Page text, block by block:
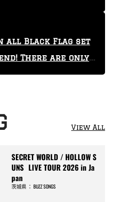
all Black Flag set
There are only
View All
SECRET WORLD / HOLLOW S
UNS LIVE TOUR 2026 in Ja
pan
茨城県 ：BUZZ SONGS